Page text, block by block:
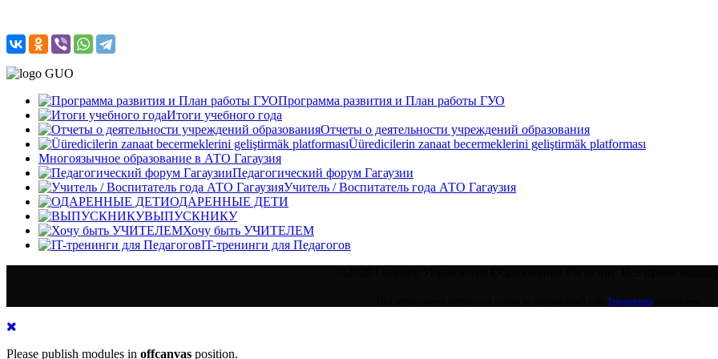
Программа развития и План работы ГУО
Итоги учебного года
Отчеты о деятельности учреждений образования
Üüredicilerin zanaat becermeklerini geliştirmäk platforması
Многоязычное образование в АТО Гагаузия
Педагогический форум Гагаузии
Учитель / Воспитатель года АТО Гагаузия
ОДАРЕННЫЕ ДЕТИ
ВЫПУСКНИКУ
Хочу быть УЧИТЕЛЕМ
IT-тренинги для Педагогов
Управления
Please publish modules in offcanvas position.